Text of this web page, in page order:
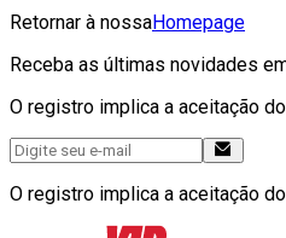
Retornar à nossaHomepage
Receba as últimas novidades
O registro implica a aceitação do
O registro implica a aceitação do